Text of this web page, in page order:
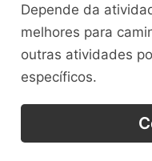
Depende da
melhores para
outras atividades
específicos.